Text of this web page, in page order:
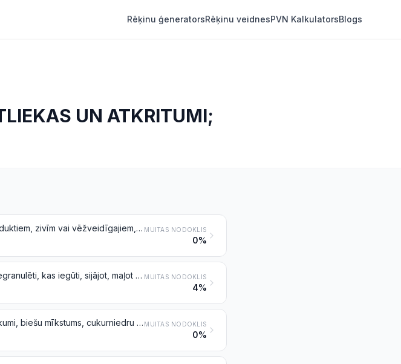
Rēķinu ģeneratorsRēķinu veidnesPVN KalkulatorsBlogs
UN ATKRITUMI;
Milti un granulas no gaļas vai gaļas subproduktiem, zivīm vai vēžveidīgajiem, mīkstmiešiem vai citiem ūdens bezmugurkaulniekiem, nederīgas pārtikai; dradži (grības) MUITAS NODOKLIS
0%
Klijas, atsijas un citi atlikumi, granulēti vai negranulēti, kas iegūti, sijājot, maļot vai citādi apstrādājot labības graudus vai pākšaugus MUITAS NODOKLIS
4%
Cietes ražošanas atlikumi un tamlīdzīgi atlikumi, biešu mīkstums, cukurniedru rauši un citi cukura ražošanas atkritumi, drabiņas vai šķiedenis un atkritumi, granulēti vai negranulēti MUITAS NODOKLIS
0%